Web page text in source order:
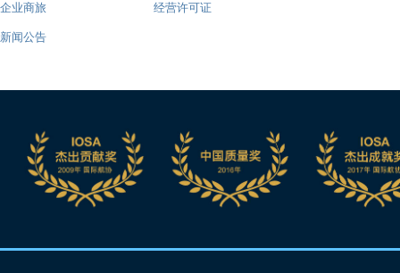
企业商旅
新闻公告
经营许可证